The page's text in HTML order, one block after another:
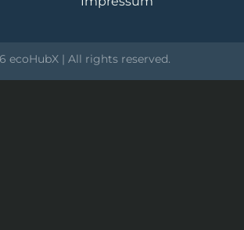
ecoHubX | All rights reserved.